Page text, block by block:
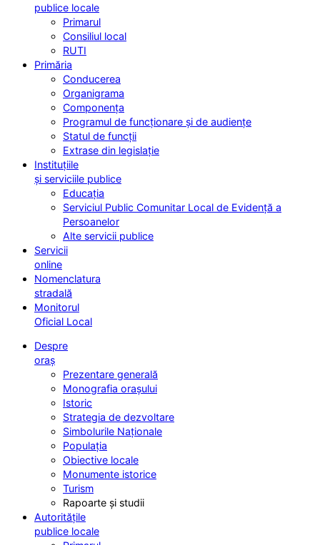
publice locale
Primarul
Consiliul local
RUTI
Primăria
Conducerea
Organigrama
Componența
Programul de funcționare și de audiențe
Statul de funcții
Extrase din legislație
Instituțiile
și serviciile publice
Educația
Serviciul Public Comunitar Local de Evidență a
Persoanelor
Alte servicii publice
Servicii
online
Nomenclatura
stradală
Monitorul
Oficial Local
Despre
oraș
Prezentare generală
Monografia orașului
Istoric
Strategia de dezvoltare
Simbolurile Naționale
Populația
Obiective locale
Monumente istorice
Turism
Rapoarte și studii
Autoritățile
publice locale